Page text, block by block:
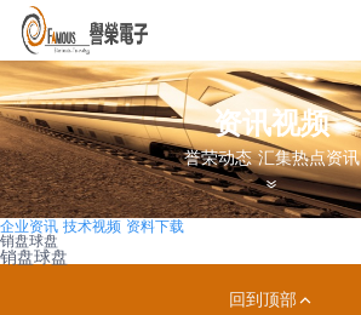
资讯视频
誉荣动态 汇集热点资讯
企业资讯 技术视频 资料下载
销盘球盘
销盘球盘
回到顶部